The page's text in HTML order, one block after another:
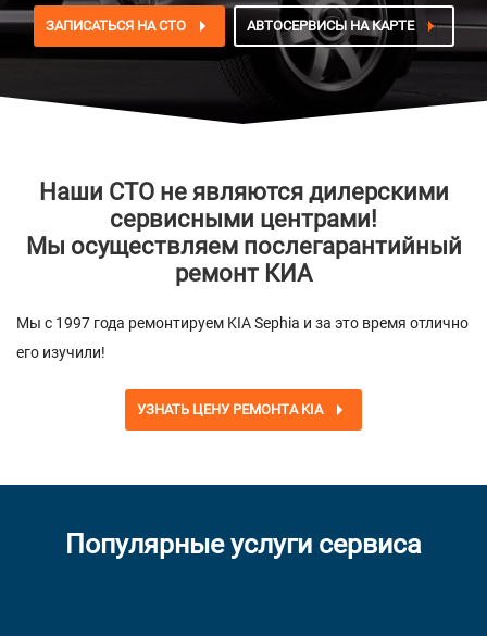
ЗАПИСАТЬСЯ НА СТО АВТОСЕРВИСЫ НА КАРТЕ
Наши СТО не являются дилерскими
сервисными центрами!
Мы осуществляем послегарантийный
ремонт КИА
Мы с 1997 года ремонтируем KIA Sephia и за это время отлично
его изучили!
УЗНАТЬ ЦЕНУ РЕМОНТА KIA
Популярные услуги сервиса